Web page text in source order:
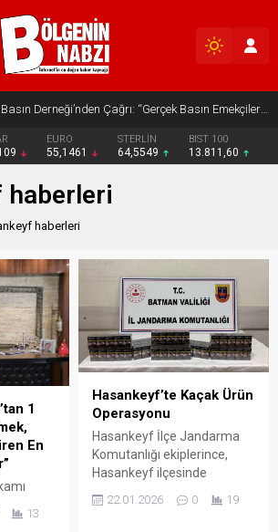
Batman Basın Derneği’nden Çağrı: “Gerçek Basın Emekçileri Desteklenmeli”
EURO
55,1461
STERLİN
64,5549
BIST 100
13.811,60
haberleri
haberleri
1
En
Günü
13
Hasankeyf’te Kaçak Ürün
Operasyonu
Hasankeyf İlçe Jandarma
Komutanlığı ekiplerince,
Hasankeyf ilçesinde
noktasında gerçekleştirilen
22.01.2026 0 19